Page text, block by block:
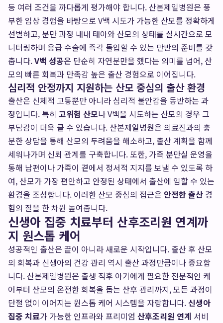
등 여러 조건을 까다롭게 평가해야 합니다. 산본제일병원은 풍
부한 임상 경험을 바탕으로 V백 시도가 가능한 산모를 정확하게
선별하고, 분만 과정 내내 태아와 산모의 상태를 실시간으로 모
니터링하며 응급 수술에 즉각 돌입할 수 있는 만반의 준비를 갖
춥니다.V백 성공은 단순히 자연분만을 했다는 의미를 넘어, 산
모의 빠른 회복과 만족감 높은 출산 경험으로 이어집니다.
심리적 안정까지 지원하는 산모 중심의 출산 환경
출산은 신체적 고통뿐만 아니라 심리적 불안감을 동반하는 과
정입니다. 특히 고위험 산모나 V백을 시도하는 산모의 경우 그
부담감이 더욱 클 수 있습니다. 산본제일병원은 의료진과의 충
분한 상담을 통해 산모의 두려움을 해소하고, 출산 계획을 함께
세워나가며 신뢰 관계를 구축합니다. 또한, 가족 분만실 운영을
통해 남편이나 가족이 곁에서 정서적 지지를 보낼 수 있도록 하
여, 산모가 가장 편안하고 안정된 상태에서 출산에 임할 수 있는
환경을 조성합니다. 이러한 산모 중심의 접근은 안전한 출산 경
험의 질을 한 차원 높여줍니다.
신생아 집중 치료부터 산후조리원 연계까
지 원스톱 케어
성공적인 출산은 끝이 아니라 새로운 시작입니다. 출산 후 산모
의 회복과 신생아의 건강 관리 역시 출산 과정만큼이나 중요합
니다. 산본제일병원은 출생 직후 아기에게 필요한 전문적인 케
어부터 산모의 온전한 회복을 돕는 산후 관리까지, 모든 과정이
단절 없이 이어지는 원스톱 케어 시스템을 자랑합니다.신생아
집중 치료가 가능한 인프라와 프리미엄 산후조리원 연계 서비